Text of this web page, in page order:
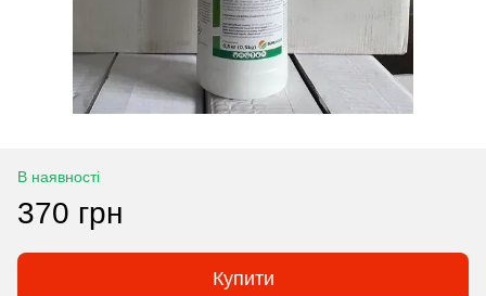
В наявності
370 грн
Купити